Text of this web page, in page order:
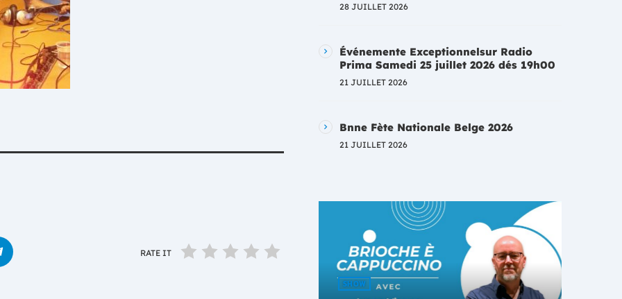
RATE IT
28 JUILLET 2026
Événemente Exceptionnelsur Radio
Prima Samedi 25 juillet 2026 dés 19h00
21 JUILLET 2026
Bnne Fète Nationale Belge 2026
21 JUILLET 2026
SHOW